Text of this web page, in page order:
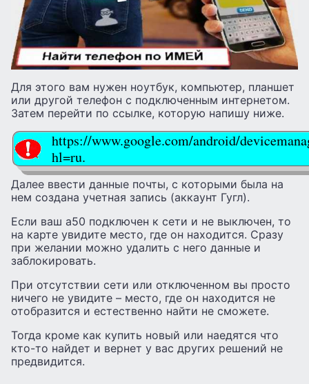
Для этого вам нужен ноутбук, компьютер, планшет
или другой телефон с подключенным интернетом.
Затем перейти по ссылке, которую напишу ниже.
https://www.google.com/android/
hl=ru.
Далее ввести данные почты, с которыми была на
нем создана учетная запись (аккаунт Гугл).
Если ваш а50 подключен к сети и не выключен, то
на карте увидите место, где он находится. Сразу
при желании можно удалить с него данные и
заблокировать.
При отсутствии сети или отключенном вы просто
ничего не увидите – место, где он находится не
отобразится и естественно найти не сможете.
Тогда кроме как купить новый или наедятся что
кто-то найдет и вернет у вас других решений не
предвидится.